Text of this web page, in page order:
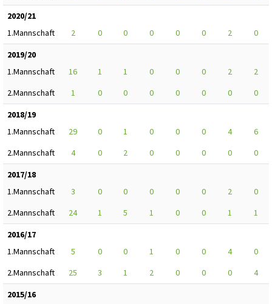
2020/21
1.Mannschaft
2 0 0 0 0 0 2
0
2019/20
1.Mannschaft
16 1 1 0 0 0 2
2
2.Mannschaft
1 0 0 0 0 0 0
0
2018/19
1.Mannschaft
29 0 1 0 0 0 4
6
2.Mannschaft
4 0 2 0 0 0 0
0
2017/18
1.Mannschaft
3 0 0 0 0 0 2
0
2.Mannschaft
24 1 5 1 0 0 1
1
2016/17
1.Mannschaft
5 0 0 1 0 0 4
0
2.Mannschaft
25 3 1 2 0 0 0
4
2015/16